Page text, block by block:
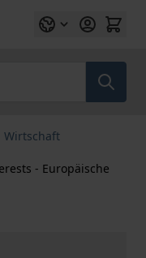
Wirtschaft
- Europäische